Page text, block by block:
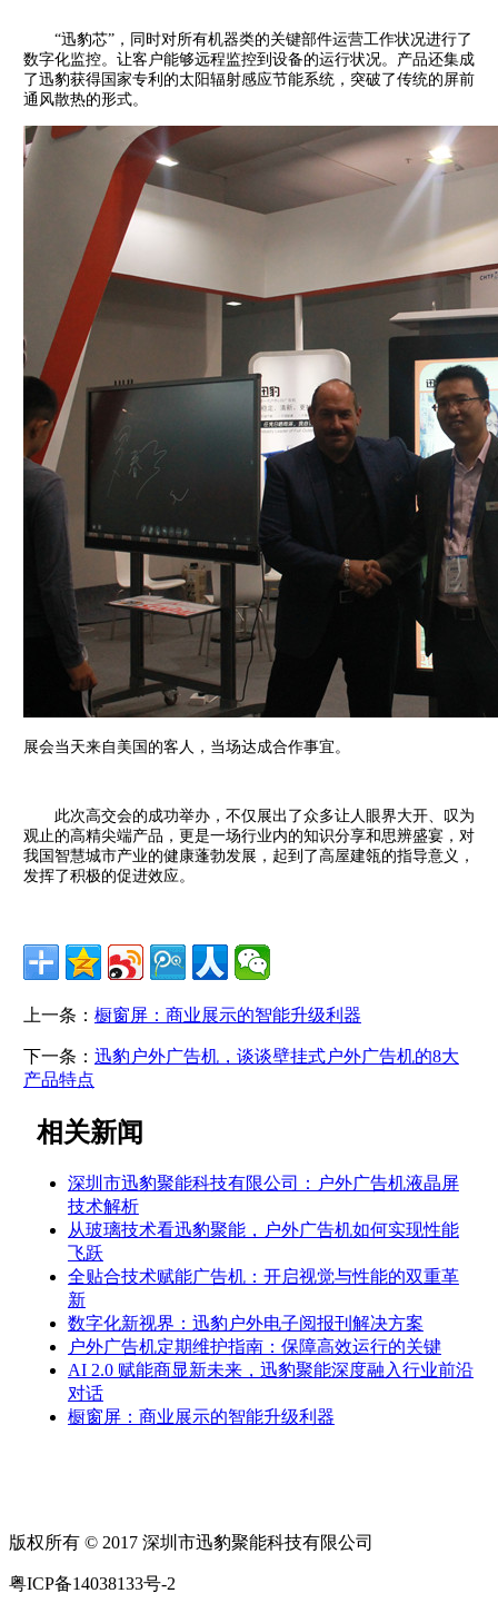
“迅豹芯”，同时对所有机器类的关键部件运营工作状况进行了
数字化监控。让客户能够远程监控到设备的运行状况。产品还集成
了迅豹获得国家专利的太阳辐射感应节能系统，突破了传统的屏前
通风散热的形式。
展会当天来自美国的客人，当场达成合作事宜。
此次高交会的成功举办，不仅展出了众多让人眼界大开、叹为
观止的高精尖端产品，更是一场行业内的知识分享和思辨盛宴，对
我国智慧城市产业的健康蓬勃发展，起到了高屋建瓴的指导意义，
发挥了积极的促进效应。
上一条： 橱窗屏：商业展示的智能升级利器
下一条： 迅豹户外广告机，谈谈壁挂式户外广告机的8大
产品特点
相关新闻
深圳市迅豹聚能科技有限公司：户外广告机液晶屏
技术解析
从玻璃技术看迅豹聚能，户外广告机如何实现性能
飞跃
全贴合技术赋能广告机：开启视觉与性能的双重革
新
数字化新视界：迅豹户外电子阅报刊解决方案
户外广告机定期维护指南：保障高效运行的关键
AI 2.0 赋能商显新未来，迅豹聚能深度融入行业前沿
对话
橱窗屏：商业展示的智能升级利器
版权所有 © 2017 深圳市迅豹聚能科技有限公司
粤ICP备14038133号-2